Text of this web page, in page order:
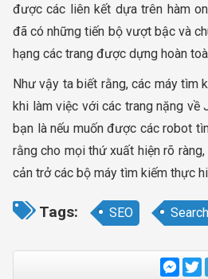
được các liên kết dựa trên hàm
đã có những tiến bộ vượt bậc và
hạng các trang được dựng hoàn
Như vậy ta biết rằng, các máy tìm
khi làm việc với các trang nặng về
bạn là nếu muốn được các robot
rằng cho mọi thứ xuất hiện rõ
cản trở các bộ máy tìm kiếm thực
Tags: SEO